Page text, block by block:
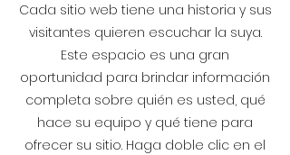
Cada sitio web tiene una historia y sus
visitantes quieren escuchar la suya.
Este espacio es una gran
oportunidad para brindar información
completa sobre quién es usted, qué
hace su equipo y qué tiene para
ofrecer su sitio. Haga doble clic en el